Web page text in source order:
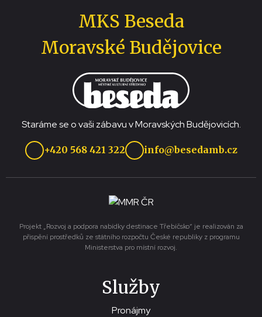
MKS Beseda
Moravské Budějovice
Staráme se o vaši zábavu v Moravských Budějovicích.
+420 568 421 322 info@besedamb.cz
Projekt „Rozvoj a podpora nabídky destinace Třebíčsko“ je realizován za
přispění prostředků ze státního rozpočtu České republiky z programu
Ministerstva pro místní rozvoj.
Služby
Pronájmy